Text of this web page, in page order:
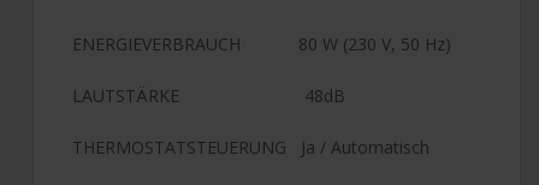
ENERGIEVERBRAUCH 80 W (230 V, 50 Hz)
LAUTSTÄRKE 48dB
THERMOSTATSTEUERUNG Ja / Automatisch